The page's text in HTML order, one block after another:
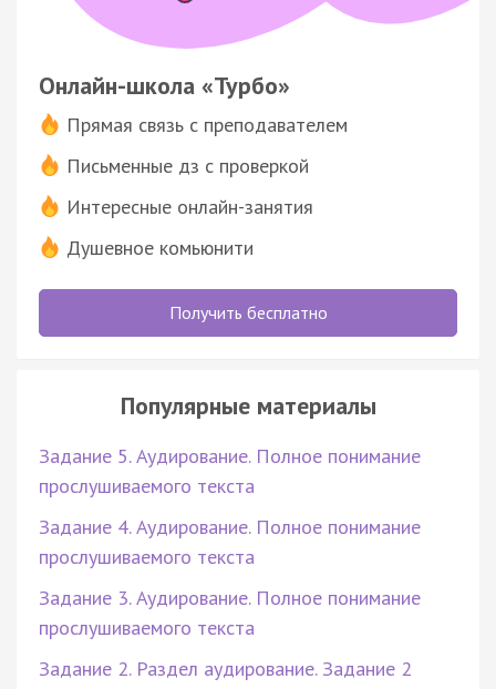
Онлайн-школа «Турбо»
Прямая связь с преподавателем
Письменные дз с проверкой
Интересные онлайн-занятия
Душевное комьюнити
Получить бесплатно
Популярные материалы
Задание 5. Аудирование. Полное понимание
прослушиваемого текста
Задание 4. Аудирование. Полное понимание
прослушиваемого текста
Задание 3. Аудирование. Полное понимание
прослушиваемого текста
Задание 2. Раздел аудирование. Задание 2